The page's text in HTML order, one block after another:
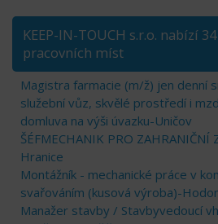
KEEP-IN-TOUCH s.r.o. nabízí
pracovních míst
Magistra farmacie (m/ž) jen denní
služební vůz, skvělé prostředí i
domluva na výši úvazku-Uničov
ŠÉFMECHANIK PRO ZAHRANIČNÍ
Hranice
Montážník - mechanické práce v
svařováním (kusová výroba)-
Manažer stavby / Stavbyvedoucí